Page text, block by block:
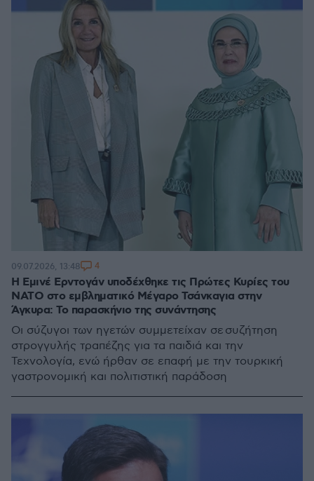
Η Εμινέ Ερντογάν υποδέχθηκε τις Πρώτες Κυρίες του
ΝΑΤΟ στο εμβληματικό Μέγαρο Τσάνκαγια στην
Άγκυρα: Το παρασκήνιο της συνάντησης
Οι σύζυγοι των ηγετών συμμετείχαν σε συζήτηση
στρογγυλής τραπέζης για τα παιδιά και την
Τεχνολογία, ενώ ήρθαν σε επαφή με την τουρκική
γαστρονομική και πολιτιστική παράδοση
09.07.2026, 13:48 4